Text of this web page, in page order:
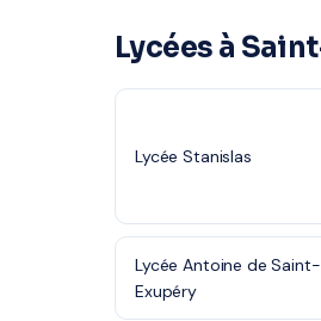
Lycées à
Lycée Stanislas
Lycée Antoine de Saint-
Exupéry